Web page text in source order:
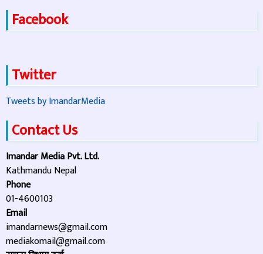
Facebook
Twitter
Tweets by ImandarMedia
Contact Us
Imandar Media Pvt. Ltd.
Kathmandu Nepal
Phone
01-4600103
Email
imandarnews@gmail.com
mediakomail@gmail.com